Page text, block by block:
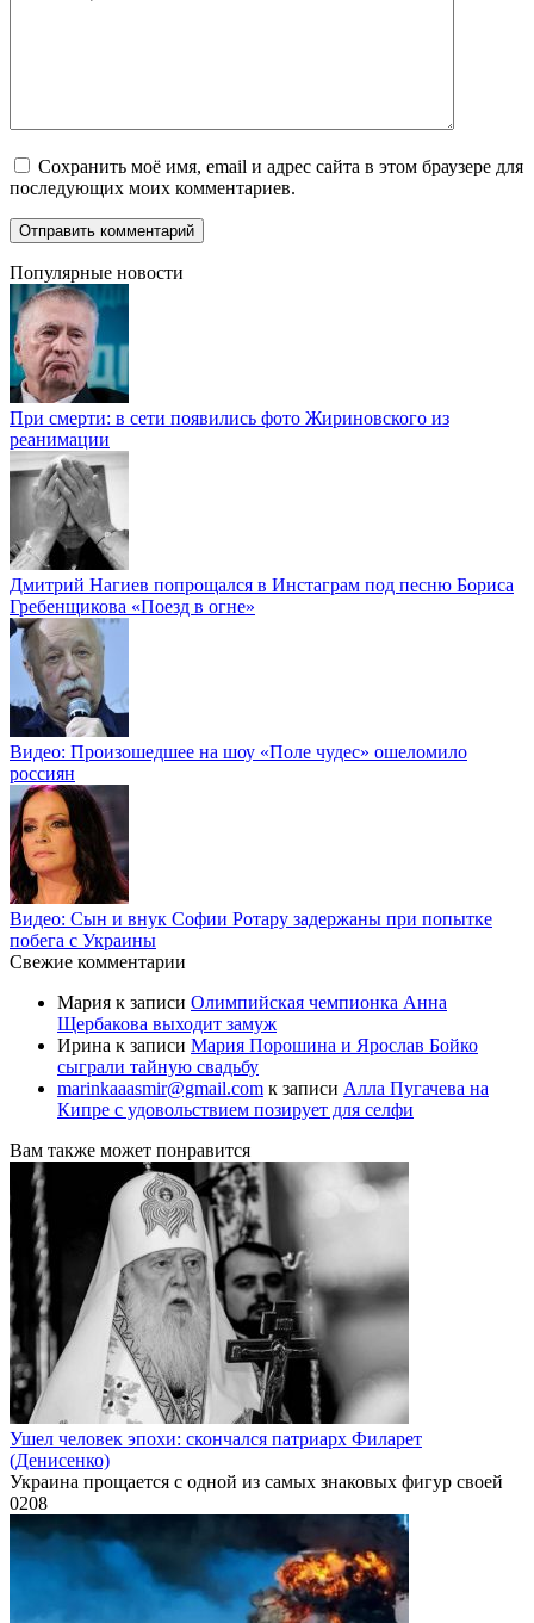
Сохранить моё имя, email и адрес сайта в этом браузере для
последующих моих комментариев.
Популярные новости
При смерти: в сети появились фото Жириновского из
реанимации
Дмитрий Нагиев попрощался в Инстаграм под песню Бориса
Гребенщикова «Поезд в огне»
Видео: Произошедшее на шоу «Поле чудес» ошеломило
россиян
Видео: Сын и внук Софии Ротару задержаны при попытке
побега с Украины
Свежие комментарии
Мария к записи Олимпийская чемпионка Анна
Щербакова выходит замуж
Ирина к записи Мария Порошина и Ярослав Бойко
сыграли тайную свадьбу
marinkaaasmir@gmail.com к записи Алла Пугачева на
Кипре с удовольствием позирует для селфи
Вам также может понравится
Ушел человек эпохи: скончался патриарх Филарет
(Денисенко)
Украина прощается с одной из самых знаковых фигур своей
0208